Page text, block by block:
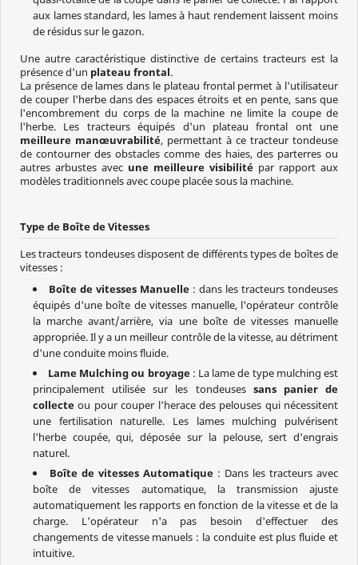
aux lames standard, les lames à haut rendement laissent moins
de résidus sur le gazon.
Une autre caractéristique distinctive de certains tracteurs est la
présence d'un plateau frontal.
La présence de lames dans le plateau frontal permet à l'utilisateur
de couper l'herbe dans des espaces étroits et en pente, sans que
l'encombrement du corps de la machine ne limite la coupe de
l'herbe. Les tracteurs équipés d'un plateau frontal ont une
meilleure manœuvrabilité, permettant à ce tracteur tondeuse
de contourner des obstacles comme des haies, des parterres ou
autres arbustes avec une meilleure visibilité par rapport aux
modèles traditionnels avec coupe placée sous la machine.
Type de Boîte de Vitesses
Les tracteurs tondeuses disposent de différents types de boîtes de
vitesses :
Boîte de vitesses Manuelle: dans les tracteurs tondeuses
équipés d'une boîte de vitesses manuelle, l'opérateur contrôle
la marche avant/arrière, via une boîte de vitesses manuelle
appropriée. Il y a un meilleur contrôle de la vitesse, au détriment
d'une conduite moins fluide.
Lame Mulching ou broyage: La lame de type mulching est
principalement utilisée sur les tondeuses sans panier de
collecteou pour couper l'herace des pelouses qui nécessitent
une fertilisation naturelle. Les lames mulching pulvérisent
l'herbe coupée, qui, déposée sur la pelouse, sert d'engrais
naturel.
Boîte de vitesses Automatique: Dans les tracteurs avec
boîte de vitesses automatique, la transmission ajuste
automatiquement les rapports en fonction de la vitesse et de la
charge. L'opérateur n'a pas besoin d'effectuer des
changements de vitesse manuels : la conduite est plus fluide et
intuitive.